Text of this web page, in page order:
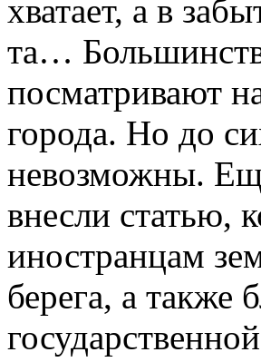
хватает, а в
та…
посматривают
города. Но до
невозможны.
внесли статью,
иностранцам
берега, а также